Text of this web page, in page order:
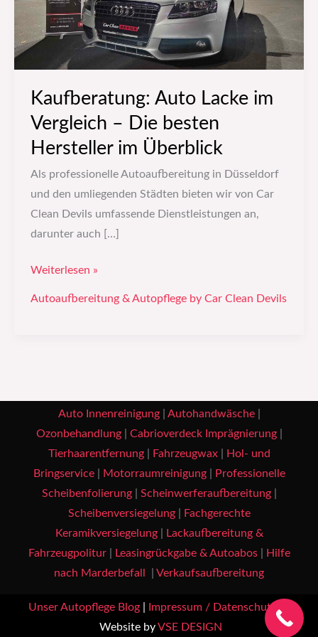
Kaufberatung: Auto Lacke im
Vergleich – Die besten
Hersteller im Überblick
Als professionelle Autoaufbereitung in Düsseldorf
und den umliegenden Städten bieten wir von Car
Clean Devils umfassende Dienstleistungen an,
darunter auch […]
Die
im
Überblick
Weiterlesen »
Autoaufbereitung & Autopflege by Car Clean Devils
Auto Innenreinigung| Autohandwäsche|
Ozonbehandlung| Cabrioverdeck Imprägnierung|
Tierhaarentfernung| Fahrzeugwax|
Hol- und
Bringservice| Motorraumreinigung|
Professionelle
Scheibenfolierung| Scheinwerferaufbereitung|
Scheibenversiegelung|
Fachgerechte
Keramikversiegelung|
Lackaufbereitung &
Fahrzeugpolitur| Leasingrückgabe & Autoabos|
Hilfe
nach Marderbefall
Verkaufsaufbereitung
Unser Autopflege Blog| Impressum / Datenschutz
|
Website by VSE DESIGN